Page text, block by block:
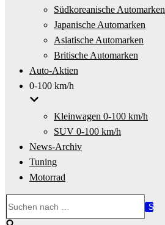
Südkoreanische Automarken
Japanische Automarken
Asiatische Automarken
Britische Automarken
Auto-Aktien
0-100 km/h
Kleinwagen 0-100 km/h
SUV 0-100 km/h
News-Archiv
Tuning
Motorrad
nach …